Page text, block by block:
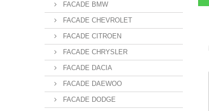
FACADE BMW
FACADE CHEVROLET
FACADE CITROEN
FACADE CHRYSLER
FACADE DACIA
FACADE DAEWOO
FACADE DODGE